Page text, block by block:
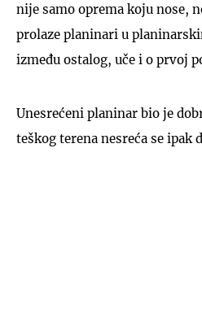
nije samo oprema koju nose,
prolaze planinari u
između ostalog, uče i o prvoj
Unesrećeni planinar bio je
teškog terena nesreća se ipak